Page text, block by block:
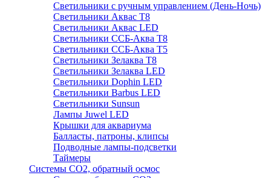
Светильники с ручным управлением (День-Ночь)
Светильники Аквас Т8
Светильники Аквас LED
Светильники ССБ-Аква Т8
Светильники ССБ-Аква Т5
Светильники Зелаква Т8
Светильники Зелаква LED
Светильники Dophin LED
Светильники Barbus LED
Светильники Sunsun
Лампы Juwel LED
Крышки для аквариума
Балласты, патроны, клипсы
Подводные лампы-подсветки
Таймеры
Системы CO2, обратный осмос